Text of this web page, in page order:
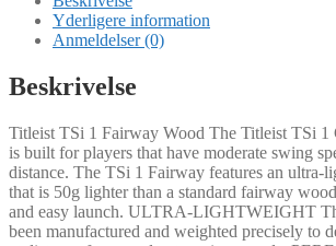
Yderligere information
Anmeldelser (0)
Beskrivelse
Titleist TSi 1 Fairway Wood The Titleist TSi
is built for players that have moderate swing
distance. The TSi 1 Fairway features an ultra-
that is 50g lighter than a standard fairway
and easy launch. ULTRA-LIGHTWEIGHT
been manufactured and weighted precisely to